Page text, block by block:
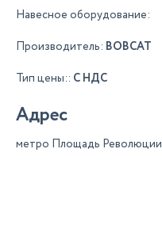
Навесное оборудование:
Производитель: BOBCAT
Тип цены:: С НДС
Адрес
метро Площадь Революции